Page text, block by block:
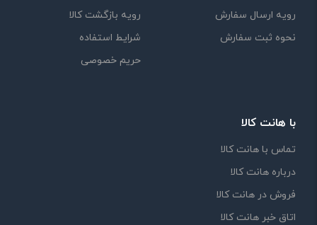
رویه ارسال سفارش
نحوه ثبت سفارش
رویه بازگشت کالا
شرایط استفاده
حریم خصوصی
با هانت کالا
تماس با هانت کالا
درباره هانت کالا
فروش در هانت کالا
اتاق خبر هانت کالا